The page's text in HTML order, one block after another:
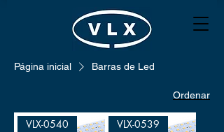
Página inicial Barras de Led
Ordenar
VLX-0540 VLX-0539